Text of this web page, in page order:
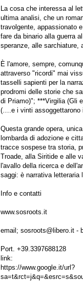
La cosa che interessa al
ultima analisi, che un
travolgente, appassionato
fare da binario alla guerra
speranze, alle sarchiature,
È l'amore, sempre,
attraverso "ricordi" mai
tasselli sapienti per la
prodromi delle storie che
di Priamo)"; ***Virgilia (Gli
(….e i vinti assoggettarono
Questa grande opera,
lombarda di adozione e
tracce sospese tra storia,
Troade, alla Siritide e alle
l'avallo della ricerca e
saggi: è narrativa letteraria
Info e contatti
www.sosroots.it
email; sosroots@libero.it -
Port. +39.3397688128
link:
https://www.google.it/url?